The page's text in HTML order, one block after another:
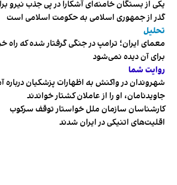
یکی از بستگان خامنه‌ای آشکارا در پی جذب نیرو
گذر از جمهوری اسلامی به حکومت اسلامی است
تحلیل
معمای ایران؛ ترامپ در جنگی گرفتار شده که راه
برای آن دیده نمی‌شود
روایت شما
شهروندان در واکنش به اظهارات پزشکیان درباره
جاویدنامان، او را از عاملان کشتار خواندند
کارشناسان سازمان ملل خواستار توقف سرکوب
اقلیت‌های اتنیکی در ایران شدند